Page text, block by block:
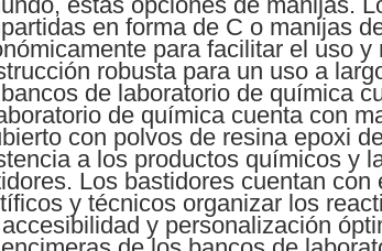
en forma de C o manijas
para facilitar el uso
robusta para un uso a
de laboratorio de química
de química cuenta con
con polvos de resina epoxi
a los productos químicos y
Los bastidores cuentan
y técnicos organizar los
y personalización